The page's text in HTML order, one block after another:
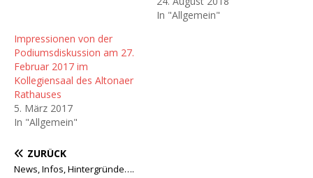
In "Allgemein"
Impressionen von der
Podiumsdiskussion am 27.
Februar 2017 im
Kollegiensaal des Altonaer
Rathauses
5. März 2017
In "Allgemein"
ZURÜCK
News, Infos, Hintergründe….